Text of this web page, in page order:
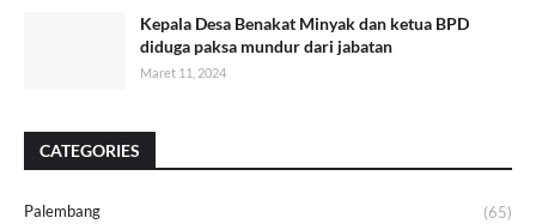
Kepala Desa Benakat Minyak dan ketua BPD
diduga paksa mundur dari jabatan
Maret 11, 2024
CATEGORIES
Palembang (65)